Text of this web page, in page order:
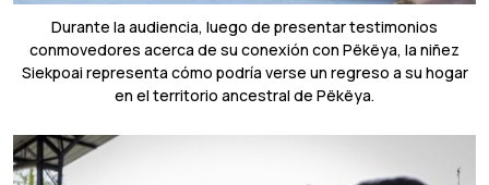
Durante la audiencia, luego de presentar testimonios
conmovedores acerca de su conexión con Pëkëya, la niñez
Siekpoai representa cómo podría verse un regreso a su hogar
en el territorio ancestral de Pëkëya.